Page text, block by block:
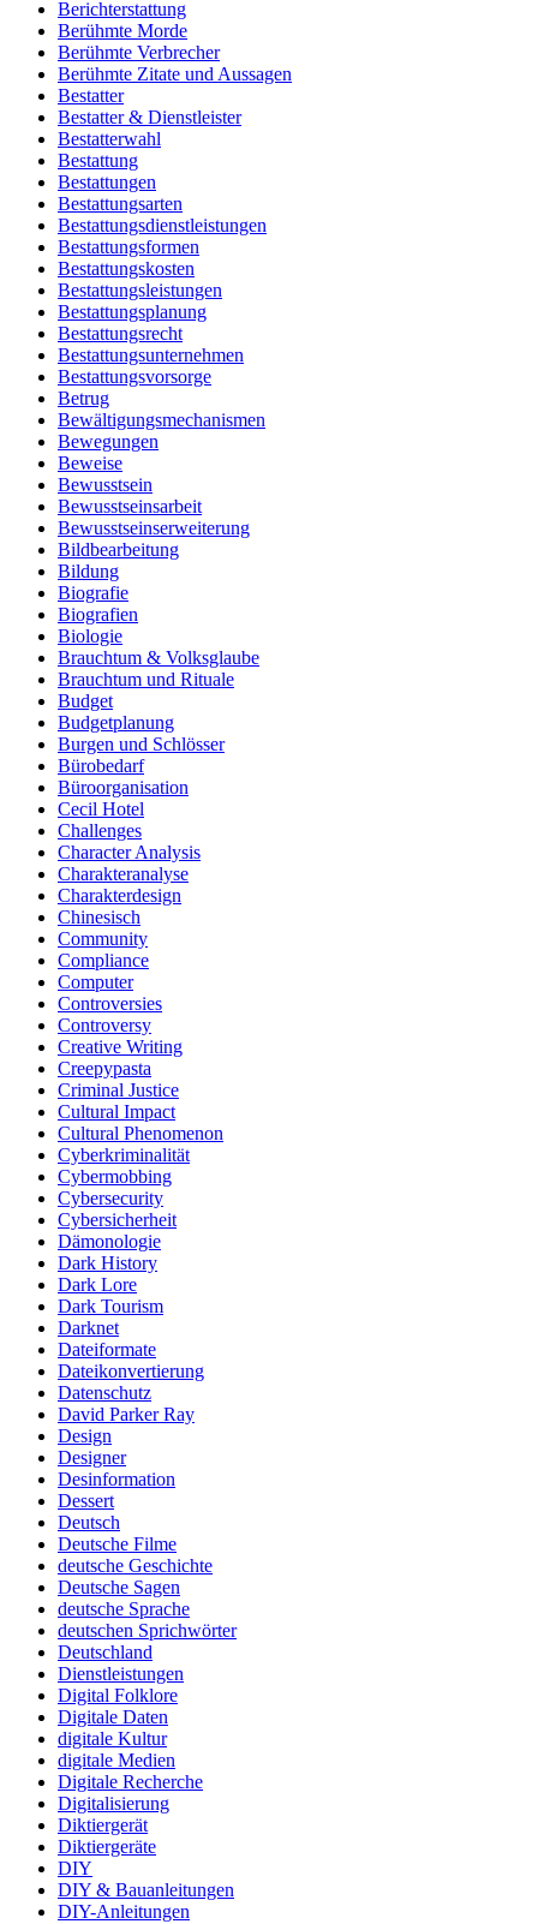
Berichterstattung
Berühmte Morde
Berühmte Verbrecher
Berühmte Zitate und Aussagen
Bestatter
Bestatter & Dienstleister
Bestatterwahl
Bestattung
Bestattungen
Bestattungsarten
Bestattungsdienstleistungen
Bestattungsformen
Bestattungskosten
Bestattungsleistungen
Bestattungsplanung
Bestattungsrecht
Bestattungsunternehmen
Bestattungsvorsorge
Betrug
Bewältigungsmechanismen
Bewegungen
Beweise
Bewusstsein
Bewusstseinsarbeit
Bewusstseinserweiterung
Bildbearbeitung
Bildung
Biografie
Biografien
Biologie
Brauchtum & Volksglaube
Brauchtum und Rituale
Budget
Budgetplanung
Burgen und Schlösser
Bürobedarf
Büroorganisation
Cecil Hotel
Challenges
Character Analysis
Charakteranalyse
Charakterdesign
Chinesisch
Community
Compliance
Computer
Controversies
Controversy
Creative Writing
Creepypasta
Criminal Justice
Cultural Impact
Cultural Phenomenon
Cyberkriminalität
Cybermobbing
Cybersecurity
Cybersicherheit
Dämonologie
Dark History
Dark Lore
Dark Tourism
Darknet
Dateiformate
Dateikonvertierung
Datenschutz
David Parker Ray
Design
Designer
Desinformation
Dessert
Deutsch
Deutsche Filme
deutsche Geschichte
Deutsche Sagen
deutsche Sprache
deutschen Sprichwörter
Deutschland
Dienstleistungen
Digital Folklore
Digitale Daten
digitale Kultur
digitale Medien
Digitale Recherche
Digitalisierung
Diktiergerät
Diktiergeräte
DIY
DIY & Bauanleitungen
DIY-Anleitungen